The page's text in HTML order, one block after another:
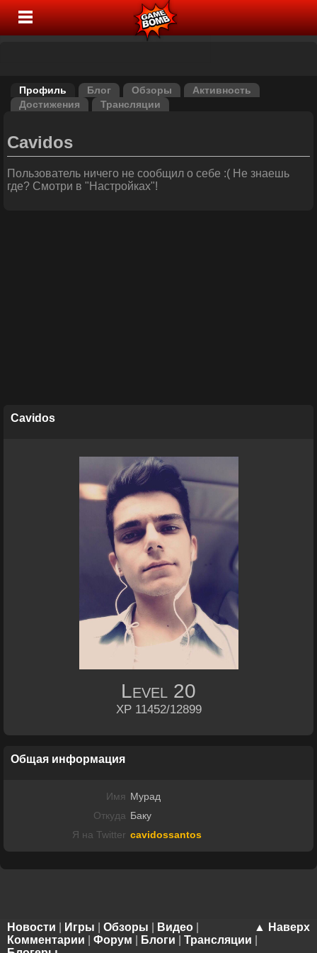
Профиль Блог Обзоры
Активность
Достижения
Трансляции
Cavidos
Пользователь ничего не сообщил о себе :( Не знаешь
где? Смотри в "Настройках"!
Cavidos
Level 20
XP 11452/12899
Общая информация
Имя Мурад
Откуда Баку
Я на Twitter cavidossantos
▲ Наверх
Новости Игры Обзоры Видео
Комментарии
Форум Блоги Трансляции